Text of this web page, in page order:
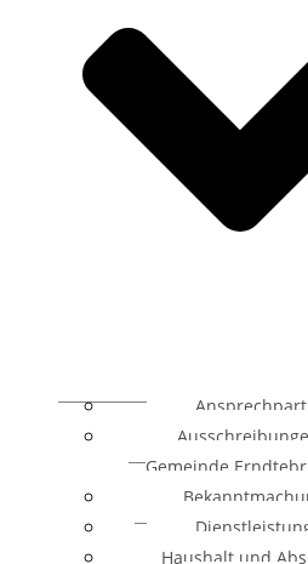
Gemeinde
Haushalt und